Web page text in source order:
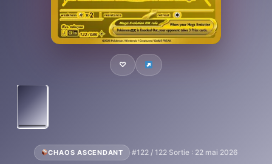
♡
CHAOS ASCENDANT ·#122 / 122·Sortie : 22 mai 2026